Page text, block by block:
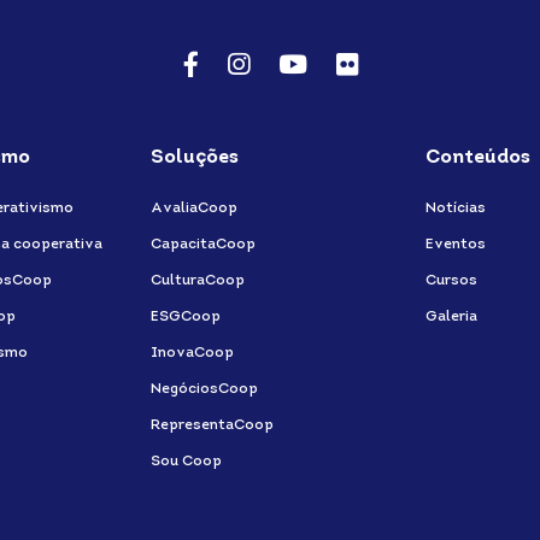
Facebook
Instagram
Youtube
Flicker
cooperativa
Soluções
AvaliaCoop
CapacitaCoop
CulturaCoop
ESGCoop
InovaCoop
NegóciosCoop
RepresentaCoop
Sou Coop
Conteúdos
Notícias
Eventos
Cursos
Galeria